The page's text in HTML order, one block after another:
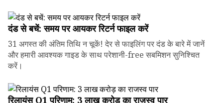
दंड से बचें: समय पर आयकर रिटर्न फाइल करें
31 अगस्त की अंतिम तिथि न चूकें! देर से फाइलिंग पर दंड के बारे में जानें
और हमारी आवश्यक गाइड के साथ परेशानी-free सबमिशन सुनिश्चित
करें।
रिलायंस Q1 परिणाम: ₹3 लाख करोड़ का राजस्व पार